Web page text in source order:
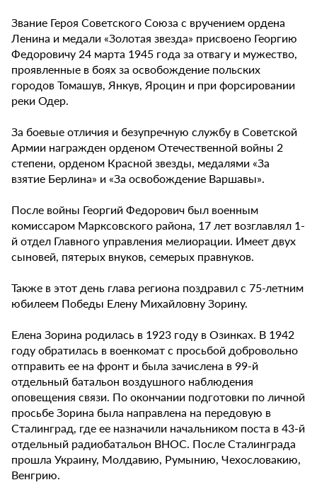
Звание Героя Советского Союза с вручением ордена
Ленина и медали «Золотая звезда» присвоено Георгию
Федоровичу 24 марта 1945 года за отвагу и мужество,
проявленные в боях за освобождение польских
городов Томашув, Янкув, Яроцин и при форсировании
реки Одер.
За боевые отличия и безупречную службу в Советской
Армии награжден орденом Отечественной войны 2
степени, орденом Красной звезды, медалями «За
взятие Берлина» и «За освобождение Варшавы».
После войны Георгий Федорович был военным
комиссаром Марксовского района, 17 лет возглавлял 1-
й отдел Главного управления мелиорации. Имеет двух
сыновей, пятерых внуков, семерых правнуков.
Также в этот день глава региона поздравил с 75-летним
юбилеем Победы Елену Михайловну Зорину.
Елена Зорина родилась в 1923 году в Озинках. В 1942
году обратилась в военкомат с просьбой добровольно
отправить ее на фронт и была зачислена в 99-й
отдельный батальон воздушного наблюдения
оповещения связи. По окончании подготовки по личной
просьбе Зорина была направлена на передовую в
Сталинград, где ее назначили начальником поста в 43-й
отдельный радиобатальон ВНОС. После Сталинграда
прошла Украину, Молдавию, Румынию, Чехословакию,
Венгрию.